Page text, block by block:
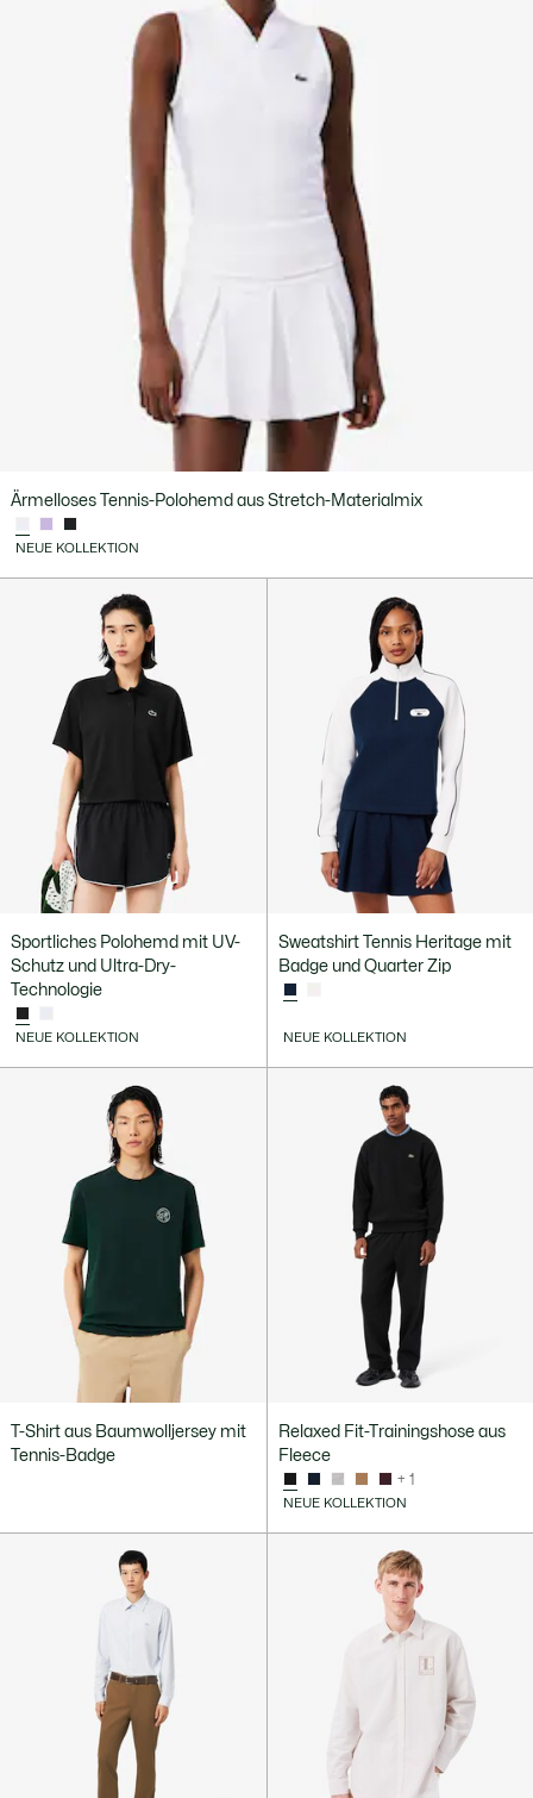
Ärmelloses Tennis-Polohemd aus Stretch-Materialmix
NEUE KOLLEKTION
Sportliches Polohemd mit UV-
Schutz und Ultra-Dry-
Technologie
NEUE KOLLEKTION
Sweatshirt Tennis Heritage mit
Badge und Quarter Zip
NEUE KOLLEKTION
T-Shirt aus Baumwolljersey mit
Tennis-Badge
Relaxed Fit-Trainingshose aus
Fleece
+ 1
NEUE KOLLEKTION